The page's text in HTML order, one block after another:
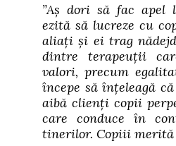
”Aș dori să fac
ezită să lucreze cu
aliați și ei trag
dintre terapeuții
valori, precum
începe să înțeleagă
aibă clienți copii
care conduce în
tinerilor. Copiii merită